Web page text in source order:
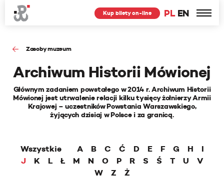
PL EN
Kup bilety on-line
Zasoby muzeum
Archiwum Historii Mówionej
Głównym zadaniem powstałego w 2014 r. Archiwum Historii
Mówionej jest utrwalenie relacji kilku tysięcy żołnierzy Armii
Krajowej – uczestników Powstania Warszawskiego,
żyjących dzisiaj w Polsce i za granicą.
Wszystkie A B C Ć D E F G H
I
J
K L Ł M N O P R S Ś T U
V
W
Z
Ż